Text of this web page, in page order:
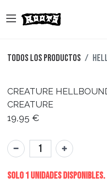
Todos los productos
CREATURE
CREATURE
19,95 €
Solo 1 Unidades disponibles.